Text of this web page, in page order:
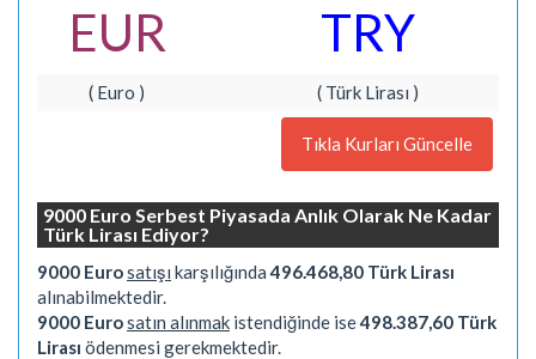
EUR
TRY
( Euro ) ( Türk Lirası )
Tıkla Kurları Güncelle
9000 Euro Serbest Piyasada Anlık Olarak Ne Kadar
Türk Lirası Ediyor?
9000 Eurosatışı karşılığında496.468,80 Türk Lirası
alınabilmektedir.
9000 Eurosatın alınmak istendiğinde ise498.387,60 Türk
Lirası ödenmesi gerekmektedir.